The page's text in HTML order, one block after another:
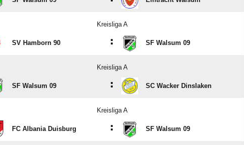
Kreisliga A
SV Hamborn 90 : SF Walsum 09
Kreisliga A
SF Walsum 09 : SC Wacker Dinslaken
Kreisliga A
FC Albania Duisburg : SF Walsum 09